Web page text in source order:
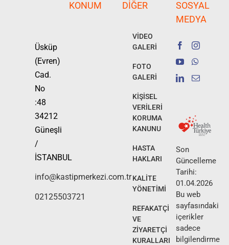
Üsküp
(Evren)
Cad.
No
:48
34212
Güneşli
/
İSTANBUL
info@kastipmerkezi.com.tr
02125503721
KONUM DIĞER
VİDEO
GALERİ
FOTO
GALERİ
KİŞİSEL
VERİLERİ
KORUMA
KANUNU
HASTA
HAKLARI
KALİTE
YÖNETİMİ
REFAKATÇİ
VE
ZİYARETÇİ
KURALLARI
SOSYAL
MEDYA
Son
Güncelleme
Tarihi:
01.04.2026
Bu web
sayfasındaki
içerikler
sadece
bilgilendirme